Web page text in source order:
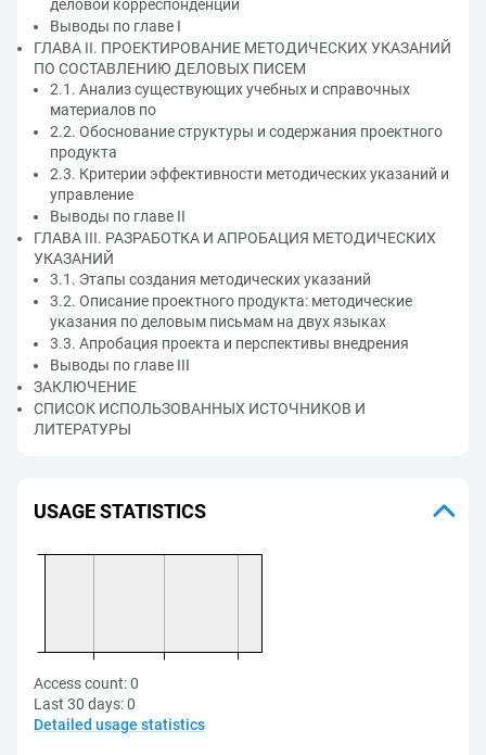
деловой корреспонденции
Выводы по главе I
ГЛАВА II. ПРОЕКТИРОВАНИЕ МЕТОДИЧЕСКИХ УКАЗАНИЙ
ПО СОСТАВЛЕНИЮ ДЕЛОВЫХ ПИСЕМ
2.1. Анализ существующих учебных и справочных
материалов по
2.2. Обоснование структуры и содержания проектного
продукта
2.3. Критерии эффективности методических указаний и
управление
Выводы по главе II
ГЛАВА III. РАЗРАБОТКА И АПРОБАЦИЯ МЕТОДИЧЕСКИХ
УКАЗАНИЙ
3.1. Этапы создания методических указаний
3.2. Описание проектного продукта: методические
указания по деловым письмам на двух языках
3.3. Апробация проекта и перспективы внедрения
Выводы по главе III
ЗАКЛЮЧЕНИЕ
СПИСОК ИСПОЛЬЗОВАННЫХ ИСТОЧНИКОВ И
ЛИТЕРАТУРЫ
USAGE STATISTICS
Access count:0
Last 30 days:0
Detailed usage statistics